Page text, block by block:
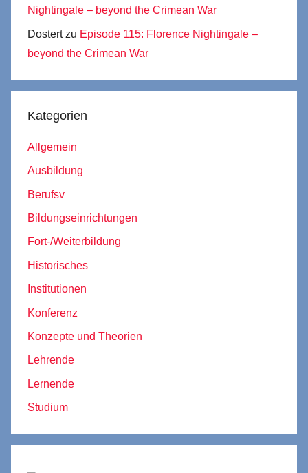
Nightingale – beyond the Crimean War
Dostertzu Episode 115: Florence Nightingale –
beyond the Crimean War
Kategorien
Allgemein
Ausbildung
Berufsv
Bildungseinrichtungen
Fort-/Weiterbildung
Historisches
Institutionen
Konferenz
Konzepte und Theorien
Lehrende
Lernende
Studium